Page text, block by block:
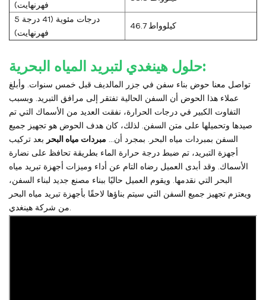
فهرنهايت)
5 درجات مئوية (41 درجة
فهرنهايت)
46.7 كيلوواط
حلول هينغدي لتبريد المياه البحرية:
تواصل معنا حوض بناء سفن في جزر المالديف قبل خمس سنوات. وأبلغ
عملاء هذا الحوض أن السفن الحالية تفتقر إلى مرافق التبريد. وبسبب
التفاوت الكبير في درجات الحرارة، نفقت العديد من الأسماك التي تم
صيدها وتحميلها على متن السفن. لذلك، كان هدف الحوض هو تجهيز جميع
السفن بمبردات مياه البحر. بمجرد أن... مبردات مياه البحر بعد تركيب
أجهزة التبريد، تم ضبط درجة حرارة الماء بطريقة تحافظ على نضارة
الأسماك. وقد أبدى العميل رضاه التام عن أداء وميزات أجهزة تبريد مياه
البحر التي نقدمها. ويقوم العميل حاليًا ببناء مصنع جديد لبناء السفن،
ويعتزم تجهيز جميع السفن التي سيتم بناؤها لاحقًا بأجهزة تبريد مياه البحر
من شركة هينغدي.